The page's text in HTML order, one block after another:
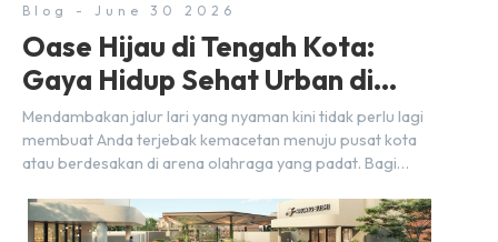
Blog - June 30 2026
Oase Hijau di Tengah Kota:
Gaya Hidup Sehat Urban di
BSD City
Mendambakan jalur lari yang nyaman kini tidak perlu lagi
membuat Anda terjebak kemacetan menuju pusat kota
atau berdesakan di arena olahraga yang padat. Bagi
langsung di lingkungan sekitar yang rindang, estetik, dan
menenangkan. Sebagai kawasan township terpadu, BSD